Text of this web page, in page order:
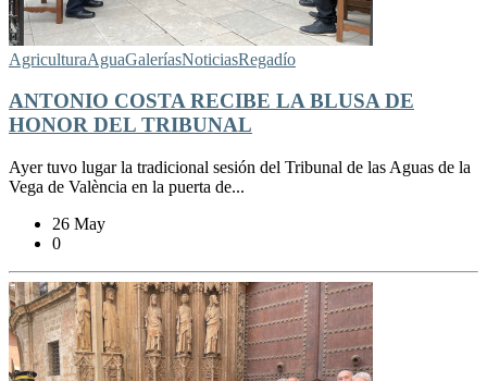
AgriculturaAguaGaleríasNoticiasRegadío
ANTONIO COSTA RECIBE LA BLUSA DE
HONOR DEL TRIBUNAL
Ayer tuvo lugar la tradicional sesión del Tribunal de las Aguas de la
Vega de València en la puerta de...
26 May
0